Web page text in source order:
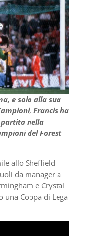
e solo alla sua
Francis ha
partita nella
del Forest
allo Sheffield
da manager a
e Crystal
una Coppa di Lega